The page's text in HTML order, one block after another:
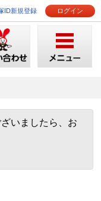
ID新規登録 ログイン
いましたら、お